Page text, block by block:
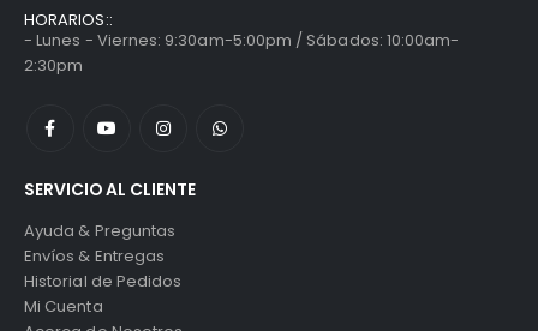
HORARIOS::
- Lunes - Viernes: 9:30am-5:00pm / Sábados: 10:00am-
2:30pm
SERVICIO AL CLIENTE
Ayuda & Preguntas
Envíos & Entregas
Historial de Pedidos
Mi Cuenta